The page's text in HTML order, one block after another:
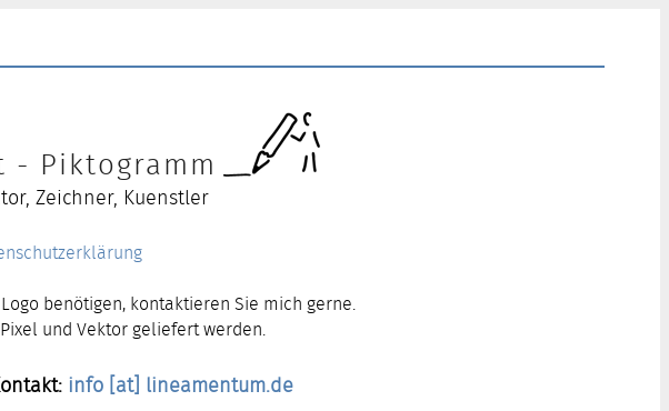
Piktogramm
Zeichner, Kuenstler
benötigen, kontaktieren Sie mich gerne.
und Vektor geliefert werden.
info [at] lineamentum.de